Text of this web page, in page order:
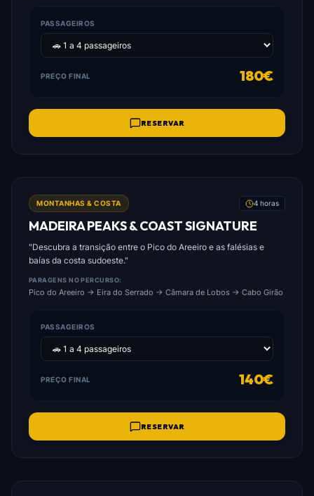
PASSAGEIROS
PREÇO FINAL 180€
RESERVAR
MONTANHAS & COSTA
4 horas
MADEIRA PEAKS & COAST SIGNATURE
"Descubra a transição entre o Pico do Areeiro e as falésias e
baías da costa sudoeste."
PARAGENS NO PERCURSO:
Pico do Areeiro → Eira do Serrado → Câmara de Lobos → Cabo Girão
PASSAGEIROS
PREÇO FINAL 140€
RESERVAR